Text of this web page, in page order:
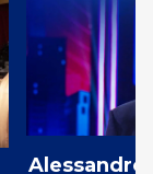
Alessandro